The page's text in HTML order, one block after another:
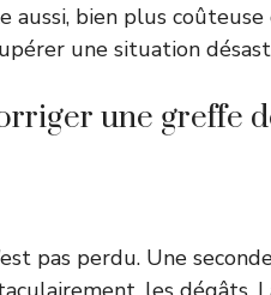
aussi, bien plus
une situation
une greffe
pas perdu. Une